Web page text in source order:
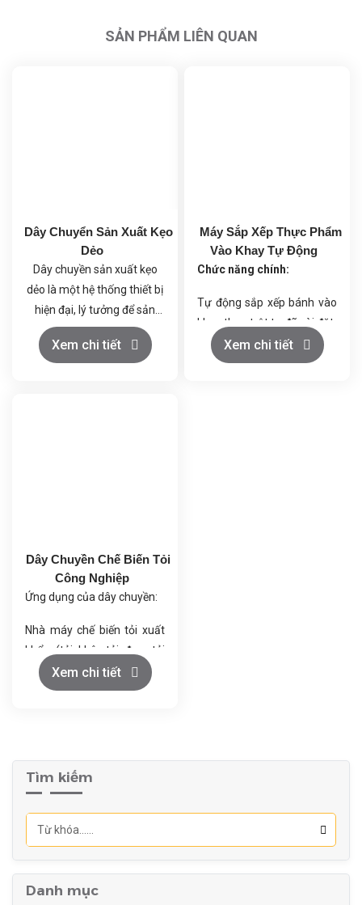
SẢN PHẨM LIÊN QUAN
Dây Chuyển Sản Xuất Kẹo
Dẻo
Dây chuyền sản xuất kẹo
dẻo là một hệ thống thiết bị
hiện đại, lý tưởng để sản
xuất ra những sản phẩm
kẹo dẻo chất lượng cao,
Xem chi tiết
Máy Sắp Xếp Thực Phẩm
Vào Khay Tự Động
Chức năng chính:
Tự động sắp xếp bánh vào
khay theo trật tự đã cài đặt.
Đảm bảo tốc độ và độ chính
xác cao.
Xem chi tiết
Dây Chuyền Chế Biến Tỏi
Công Nghiệp
Ứng dụng của dây chuyền:
Nhà máy chế biến tỏi xuất
khẩu (tỏi khô, tỏi đen, tỏi
bột).
Công nghiệp dược
phẩm (chiết xuất tinh dầu
tỏi).
Xem chi tiết
Tìm kiếm
Danh mục